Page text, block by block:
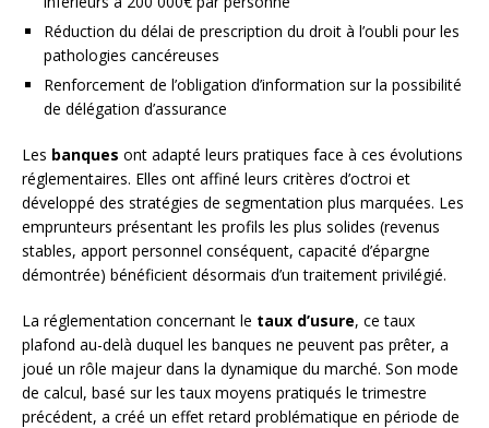
Réduction du délai de prescription du droit à l’oubli pour les
pathologies cancéreuses
Renforcement de l’obligation d’information sur la possibilité
de délégation d’assurance
Les banques ont adapté leurs pratiques face à ces évolutions
réglementaires. Elles ont affiné leurs critères d’octroi et
développé des stratégies de segmentation plus marquées. Les
emprunteurs présentant les profils les plus solides (revenus
stables, apport personnel conséquent, capacité d’épargne
démontrée) bénéficient désormais d’un traitement privilégié.
La réglementation concernant le taux d’usure, ce taux
plafond au-delà duquel les banques ne peuvent pas prêter, a
joué un rôle majeur dans la dynamique du marché. Son mode
de calcul, basé sur les taux moyens pratiqués le trimestre
précédent, a créé un effet retard problématique en période de